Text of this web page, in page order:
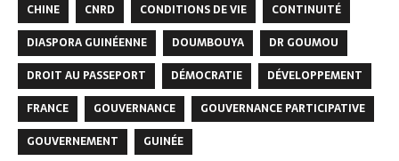
CHINE
CNRD CONDITIONS DE VIE
CONTINUITÉ
DIASPORA GUINÉENNE
DOUMBOUYA
DR GOUMOU
DROIT AU PASSEPORT
DÉMOCRATIE
DÉVELOPPEMENT
FRANCE
GOUVERNANCE
GOUVERNANCE PARTICIPATIVE
GOUVERNEMENT
GUINÉE